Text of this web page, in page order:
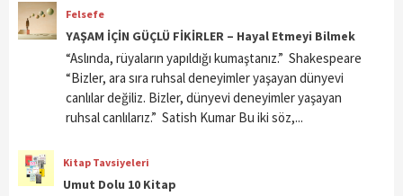
Felsefe
YAŞAM İÇİN GÜÇLÜ FİKİRLER – Hayal Etmeyi Bilmek
“Aslında, rüyaların yapıldığı kumaştanız.” Shakespeare
“Bizler, ara sıra ruhsal deneyimler yaşayan dünyevi
canlılar değiliz. Bizler, dünyevi deneyimler yaşayan
ruhsal canlılarız.” Satish Kumar Bu iki söz,...
Kitap Tavsiyeleri
Umut Dolu 10 Kitap